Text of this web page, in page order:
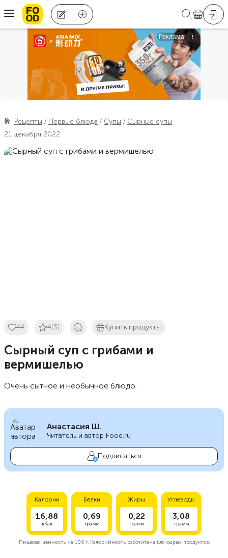
Рецепты Первые блюда Супы
Сырные супы
21 декабря 2022
44 4(3) Купить продукты
Сырный суп с грибами и
вермишелью
Очень сытное и необычное блюдо.
Анастасия Ш.
Читатель и автор Food.ru
Подписаться
Калории
16,88
кКал
Белки
0,69
грамм
Жиры
0,22
грамм
Углеводы
3,08
грамм
Пищевая ценность на 100 г.Калорийность рассчитана для сырых продуктов.